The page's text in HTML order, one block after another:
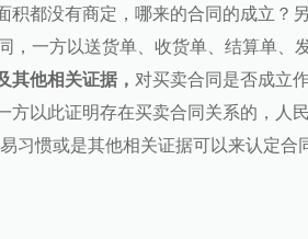
都没有商定，哪来的合同的成立？
，一方以送货单、收货单、结算单、
其他相关证据， 对买卖合同是否成立
以此证明存在买卖合同关系的，人
习惯或是其他相关证据可以来认定合